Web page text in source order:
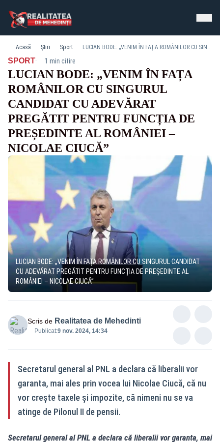
Acasă Știri Sport LUCIAN BODE: „VENIM ÎN FAȚA ROMÂNILOR CU SINGURUL CANDIDAT CU ADEVĂRAT PREGĂTIT PENTRU FUNCȚIA DE PREȘEDINTE AL ROMÂNIEI – NICOLAE CIUCĂ”
SPORT· 1 min citire
LUCIAN BODE: „VENIM ÎN FAȚA
ROMÂNILOR CU SINGURUL
CANDIDAT CU ADEVĂRAT
PREGĂTIT PENTRU FUNCȚIA DE
PREȘEDINTE AL ROMÂNIEI –
NICOLAE CIUCĂ”
LUCIAN BODE: „VENIM ÎN FAȚA ROMÂNILOR CU SINGURUL CANDIDAT
CU ADEVĂRAT PREGĂTIT PENTRU FUNCȚIA DE PREȘEDINTE AL
ROMÂNIEI – NICOLAE CIUCĂ”
Scris de Realitatea de Mehedinti
Publicat:9 nov. 2024, 14:34
Secretarul general al PNL a declara că liberalii vor
garanta, mai ales prin vocea lui Nicolae Ciucă, că nu
vor crește taxele și impozite, că nimeni nu se va
atinge de Pilonul II de pensii.
Secretarul general al PNL a declara că liberalii vor garanta, mai